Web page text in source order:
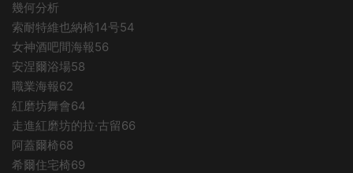
幾何分析
索耐特維也納椅14号54
女神酒吧間海報56
安涅爾浴場58
職業海報62
紅磨坊舞會64
走進紅磨坊的拉·古留66
阿蓋爾椅68
希爾住宅椅69